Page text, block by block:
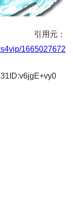
引用元：
1665027672